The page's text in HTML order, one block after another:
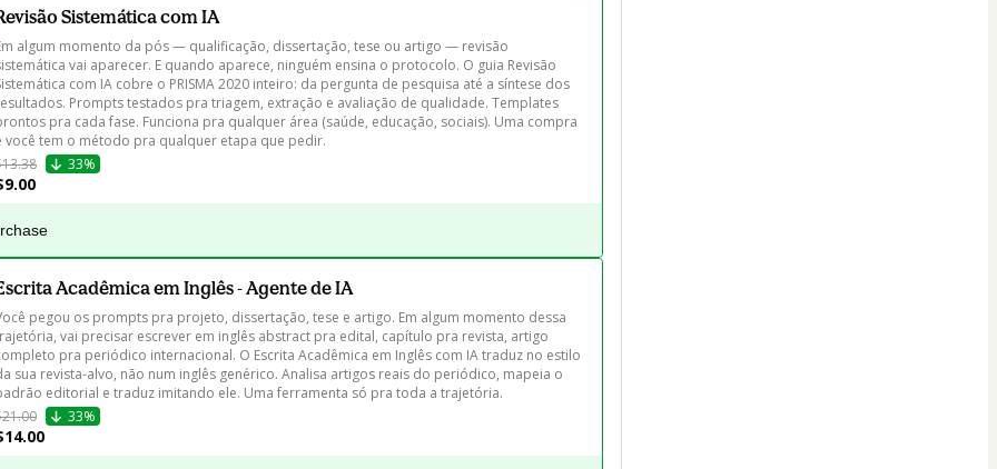
Sistemática com IA
algum momento da pós — qualificação, dissertação, tese ou artigo — revisão
vai aparecer. E quando aparece, ninguém ensina o protocolo. O guia Revisão
com IA cobre o PRISMA 2020 inteiro: da pergunta de pesquisa até a síntese dos
Prompts testados pra triagem, extração e avaliação de qualidade. Templates
pra cada fase. Funciona pra qualquer área (saúde, educação, sociais). Uma compra
você tem o método pra qualquer etapa que pedir.
33%
Acadêmica em Inglês - Agente de IA
pegou os prompts pra projeto, dissertação, tese e artigo. Em algum momento dessa
vai precisar escrever em inglês abstract pra edital, capítulo pra revista, artigo
pra periódico internacional. O Escrita Acadêmica em Inglês com IA traduz no estilo
sua revista-alvo, não num inglês genérico. Analisa artigos reais do periódico, mapeia o
editorial e traduz imitando ele. Uma ferramenta só pra toda a trajetória.
33%